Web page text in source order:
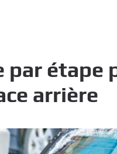
par étape
arrière